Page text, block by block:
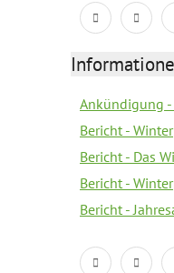
Ankündigung
Bericht -
Bericht - Das
Bericht -
Bericht -